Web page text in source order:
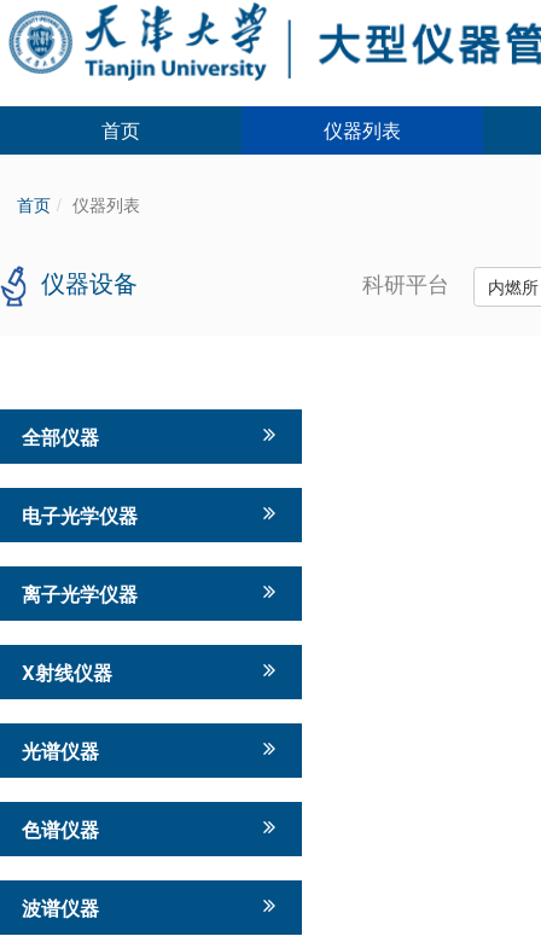
首页 仪器列表
首页 仪器列表
仪器设备 科研平台 内燃
全部仪器
电子光学仪器
离子光学仪器
X射线仪器
光谱仪器
色谱仪器
波谱仪器